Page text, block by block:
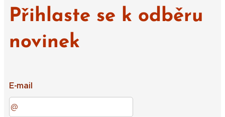
Přihlaste se k odběru
novinek
E-mail